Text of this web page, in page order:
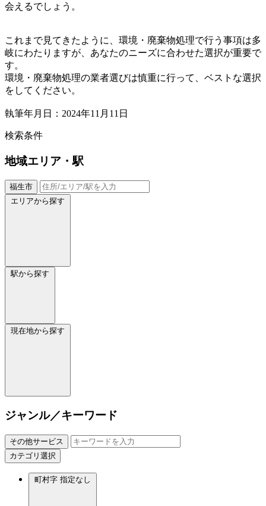
会えるでしょう。
これまで見てきたように、環境・廃棄物処理で行う事項は多
岐にわたりますが、あなたのニーズに合わせた選択が重要で
す。
環境・廃棄物処理の業者選びは慎重に行って、ベストな選択
をしてください。
執筆年月日：2024年11月11日
検索条件
地域エリア・駅
福生市
エリアから探す
駅から探す
現在地から探す
ジャンル／キーワード
その他サービス
カテゴリ選択
町村字 指定なし